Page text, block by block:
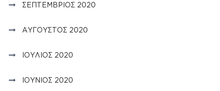
ΣΕΠΤΈΜΒΡΙΟΣ 2020
ΑΎΓΟΥΣΤΟΣ 2020
ΙΟΎΛΙΟΣ 2020
ΙΟΎΝΙΟΣ 2020